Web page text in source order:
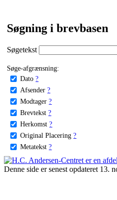
Søgning i brevbasen
Søgetekst
Søge-afgrænsning:
Dato ?
Afsender ?
Modtager ?
Brevtekst ?
Herkomst ?
Original Placering ?
Metatekst ?
Denne side er senest opdateret 13.